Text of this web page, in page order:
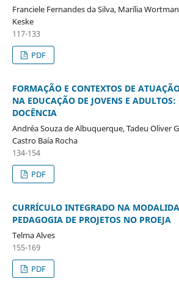
Franciele Fernandes da Silva, Marília
Keske
117-133
PDF
FORMAÇÃO E CONTEXTOS DE
NA EDUCAÇÃO DE JOVENS E
DOCÊNCIA
Andréa Souza de Albuquerque, Tadeu Oliver
Castro Baía Rocha
134-154
PDF
CURRÍCULO INTEGRADO NA
PEDAGOGIA DE PROJETOS NO PROEJA
Telma Alves
155-169
PDF